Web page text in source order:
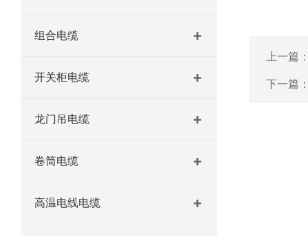
组合电缆
开关柜电缆
龙门吊电缆
卷筒电缆
高温电线电缆
上一篇
下一篇